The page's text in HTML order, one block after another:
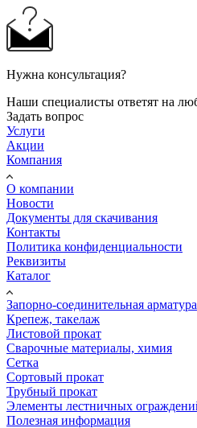
Нужна консультация?
Наши специалисты ответят на
Задать вопрос
Услуги
Акции
Компания
О компании
Новости
Документы для скачивания
Контакты
Политика конфиденциальности
Реквизиты
Каталог
Запорно-соединительная арматура
Крепеж, такелаж
Листовой прокат
Сварочные материалы, химия
Сетка
Сортовый прокат
Трубный прокат
Элементы лестничных
Полезная информация